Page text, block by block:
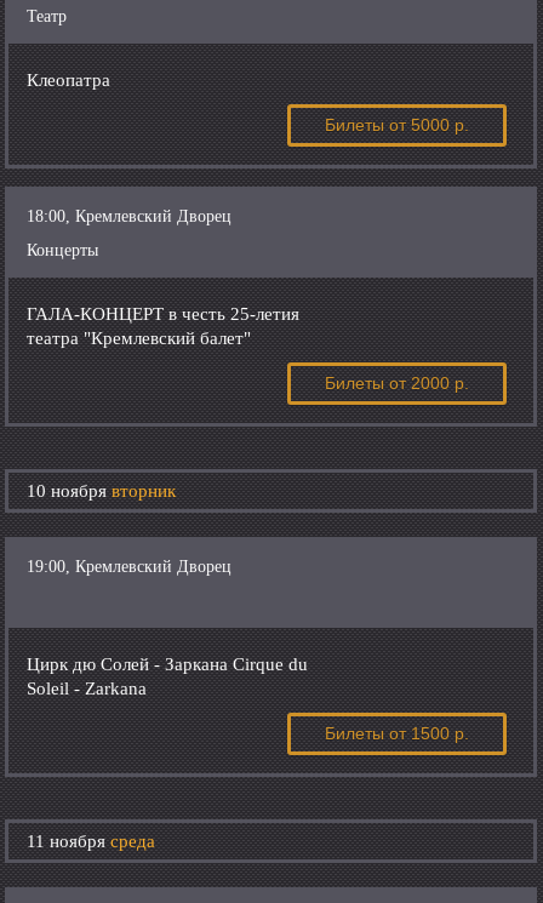
Театр
Клеопатра
Билеты от 5000 р.
18:00, Кремлевский Дворец
Концерты
ГАЛА-КОНЦЕРТ в честь 25-летия
театра "Кремлевский балет"
Билеты от 2000 р.
10 ноябрявторник
19:00, Кремлевский Дворец
Цирк дю Солей - Заркана Cirque du
Soleil - Zarkana
Билеты от 1500 р.
11 ноябрясреда